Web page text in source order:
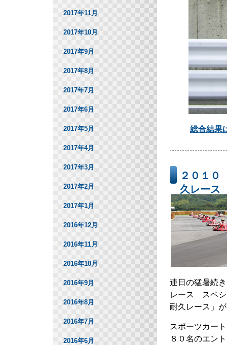
総合結果
２０１０
久レース
連日の猛暑続
レース スペシ
耐久レース」
スポーツカー
８０名のエン
2017年11月
2017年10月
2017年9月
2017年8月
2017年7月
2017年6月
2017年5月
2017年4月
2017年3月
2017年2月
2017年1月
2016年12月
2016年11月
2016年10月
2016年9月
2016年8月
2016年7月
2016年6月